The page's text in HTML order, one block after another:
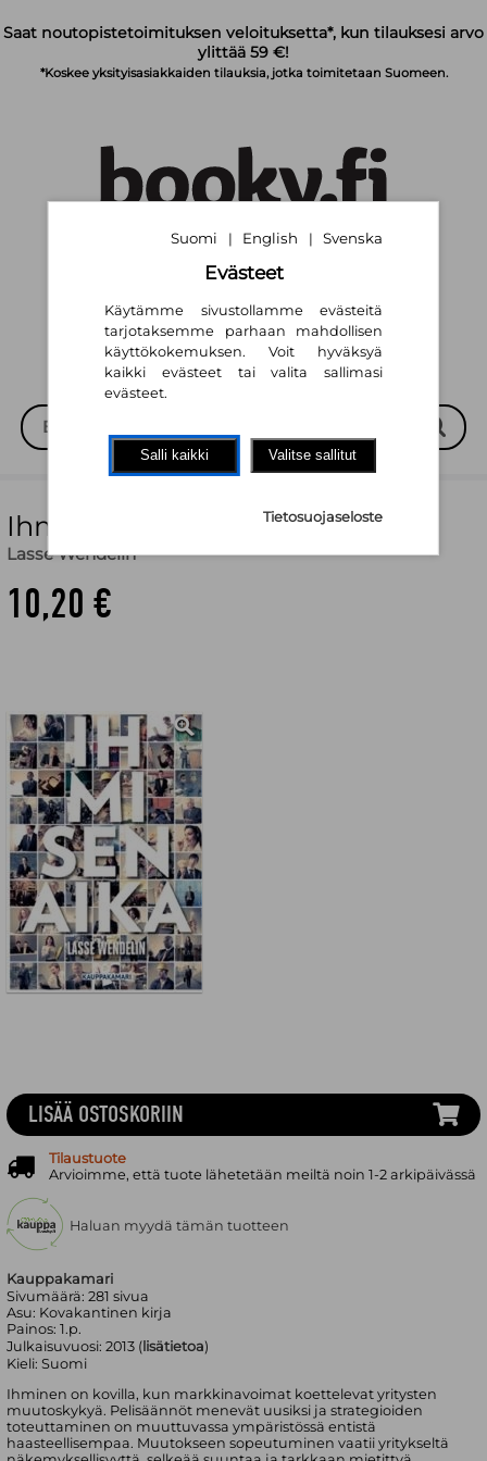
Saat noutopistetoimituksen veloituksetta*, kun tilauksesi arvo
ylittää 59 €!
*Koskee yksityisasiakkaiden tilauksia, jotka toimitetaan Suomeen.
English |
Ihmisen aika
Lasse Wendelin
10,20 €
Kauppakamari
Sivumäärä:281 sivua
Asu: Kovakantinen kirja
Painos:1.p.
Julkaisuvuosi:2013 ( lisätietoa)
Kieli:Suomi
Ihminen on kovilla, kun markkinavoimat koettelevat yritysten
muutoskykyä. Pelisäännöt menevät uusiksi ja strategioiden
toteuttaminen on muuttuvassa ympäristössä entistä
haasteellisempaa. Muutokseen sopeutuminen vaatii yritykseltä
LISÄÄ OSTOSKORIIN
Tilaustuote
Arvioimme, että tuote lähetetään meiltä noin 1-2 arkipäivässä
Haluan myydä tämän tuotteen
Suomi | English | Svenska
Evästeet
Käytämme sivustollamme evästeitä
tarjotaksemme parhaan mahdollisen
käyttökokemuksen. Voit hyväksyä
kaikki evästeet tai valita sallimasi
evästeet.
Salli kaikki Valitse sallitut
Tietosuojaseloste